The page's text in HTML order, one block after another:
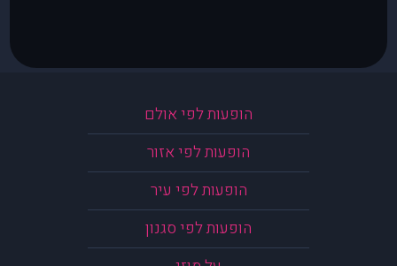
הופעות לפי אולם
הופעות לפי אזור
הופעות לפי עיר
הופעות לפי סגנון